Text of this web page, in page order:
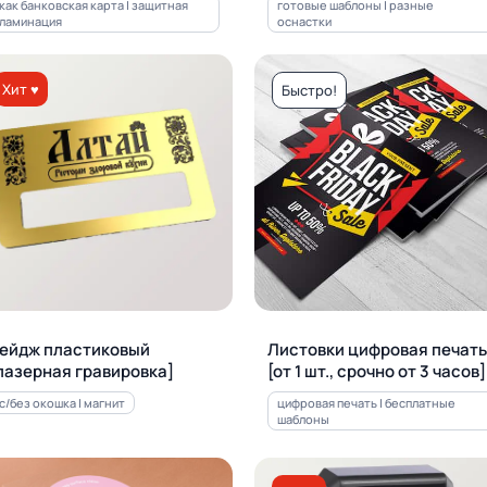
как банковская карта | защитная
ламинация
готовые шаблоны | разные
оснастки
Хит ♥
пластиковый
гравировка]
с/без окошка | магнит
Быстро!
Листовки цифровая печать
[от 1 шт., срочно от 3 часов]
цифровая печать | бесплатные
шаблоны